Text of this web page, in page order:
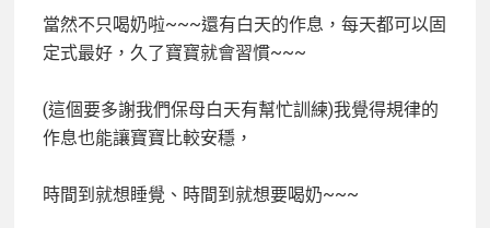
當然不只喝奶啦~~~還有白天的作息，每天都可以固
定式最好，久了寶寶就會習慣~~~
(這個要多謝我們保母白天有幫忙訓練)我覺得規律的
作息也能讓寶寶比較安穩，
時間到就想睡覺、時間到就想要喝奶~~~